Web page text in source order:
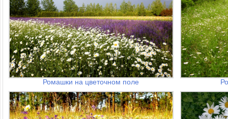
Ромашки на цветочном поле